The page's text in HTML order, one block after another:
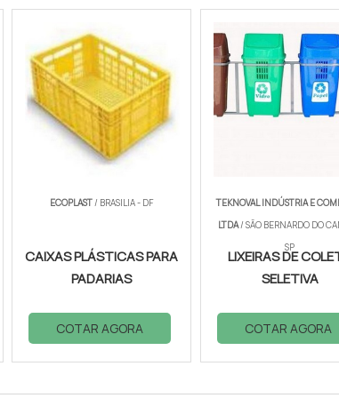
ECOPLAST / BRASILIA - DF
CAIXAS PLÁSTICAS PARA
PADARIAS
COTAR AGORA
TEKNOVAL INDÚSTRIA E
LTDA/ SÃO BERNARDO DO
SP
LIXEIRAS DE
SELETIVA
COTAR AGORA